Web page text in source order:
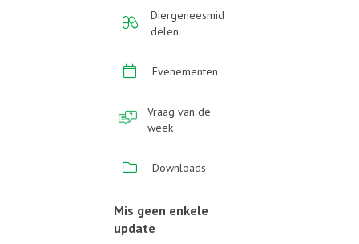
Diergeneesmid
delen
Evenementen
Vraag van de
week
Downloads
Mis geen enkele
update